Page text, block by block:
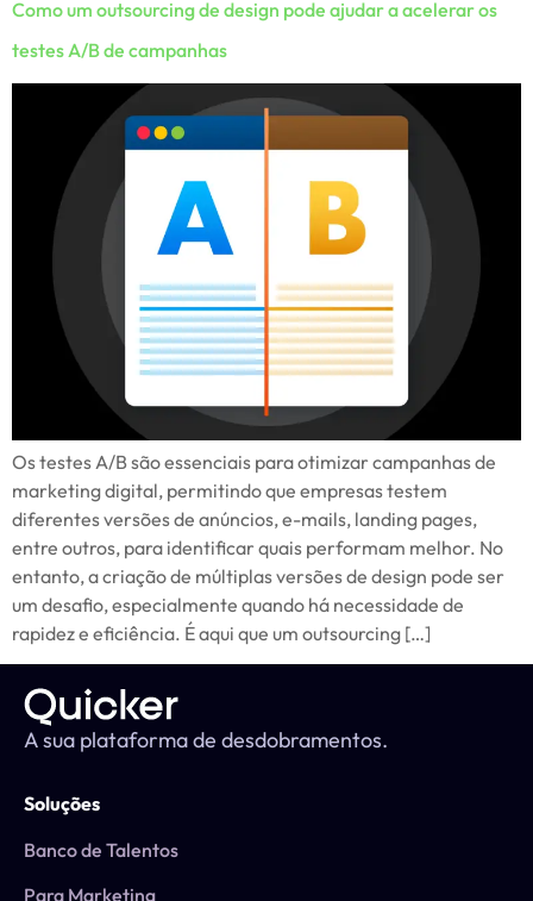
Como um outsourcing de design pode ajudar a acelerar os
testes A/B de campanhas
Os testes A/B são essenciais para otimizar campanhas de
marketing digital, permitindo que empresas testem
diferentes versões de anúncios, e-mails, landing pages,
entre outros, para identificar quais performam melhor. No
entanto, a criação de múltiplas versões de design pode ser
um desafio, especialmente quando há necessidade de
rapidez e eficiência. É aqui que um outsourcing […]
A sua plataforma de desdobramentos.
Soluções
Banco de Talentos
Para Marketing